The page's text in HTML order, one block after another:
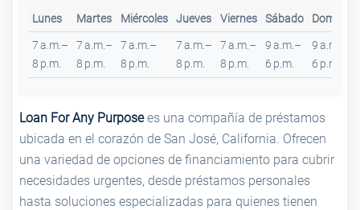
Lunes Martes Miércoles Jueves Viernes Sábado Domingo
7 a.m.–
8 p.m.
7 a.m.–
8 p.m.
7 a.m.–
8 p.m.
7 a.m.–
8 p.m.
7 a.m.–
8 p.m.
9 a.m.–
6 p.m.
9 a.m.–
6 p.m.
Loan For Any Purposees una compañía de préstamos
ubicada en el corazón de San José, California. Ofrecen
una variedad de opciones de financiamiento para cubrir
necesidades urgentes, desde préstamos personales
hasta soluciones especializadas para quienes tienen